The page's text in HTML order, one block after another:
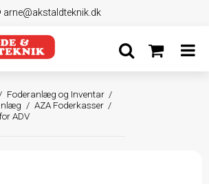
arne@akstaldteknik.dk
Foderanlæg og Inventar /
/ AZA Foderkasser /
ADV